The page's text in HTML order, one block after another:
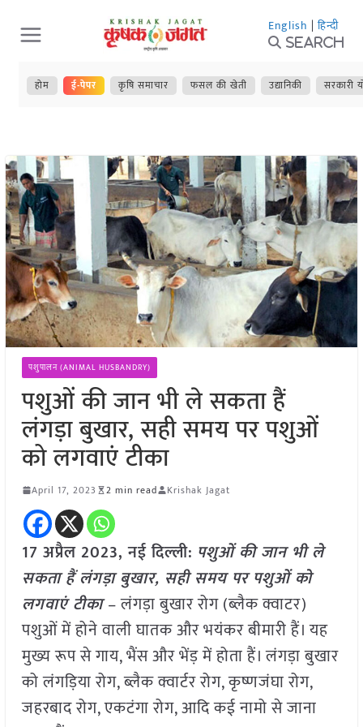
Skip
to
content
English | हिन्दी
Search
होम ई-पेपर कृषि समाचार फसल की खेती उद्यानिकी सरकारी
पशुपालन (ANIMAL HUSBANDRY)
पशुओं की जान भी ले सकता हैं
लंगड़ा बुखार, सही समय पर पशुओं
को लगवाएं टीका
April 17, 2023 2 min read Krishak Jagat
17 अप्रैल 2023, नई दिल्ली: पशुओं की जान भी ले
सकता हैं लंगड़ा बुखार, सही समय पर पशुओं को
लगवाएं टीका– लंगड़ा बुखार रोग (ब्लैक क्वाटर)
पशुओं में होने वाली घातक और भयंकर बीमारी हैं। यह
मुख्य रूप से गाय, भैंस और भेंड़ में होता हैं। लंगड़ा बुखार
को लंगड़िया रोग, ब्लैक क्वार्टर रोग, कृष्णजंघा रोग,
जहरबाद रोग, एकटंगा रोग, आदि कई नामो से जाना